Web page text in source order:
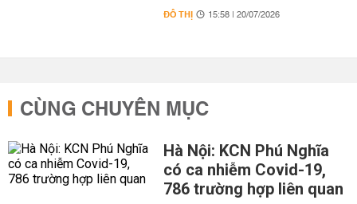
ĐÔ THỊ 15:58 | 20/07/2026
CÙNG CHUYÊN MỤC
Hà Nội: KCN Phú Nghĩa
có ca nhiễm Covid-19,
786 trường hợp liên quan